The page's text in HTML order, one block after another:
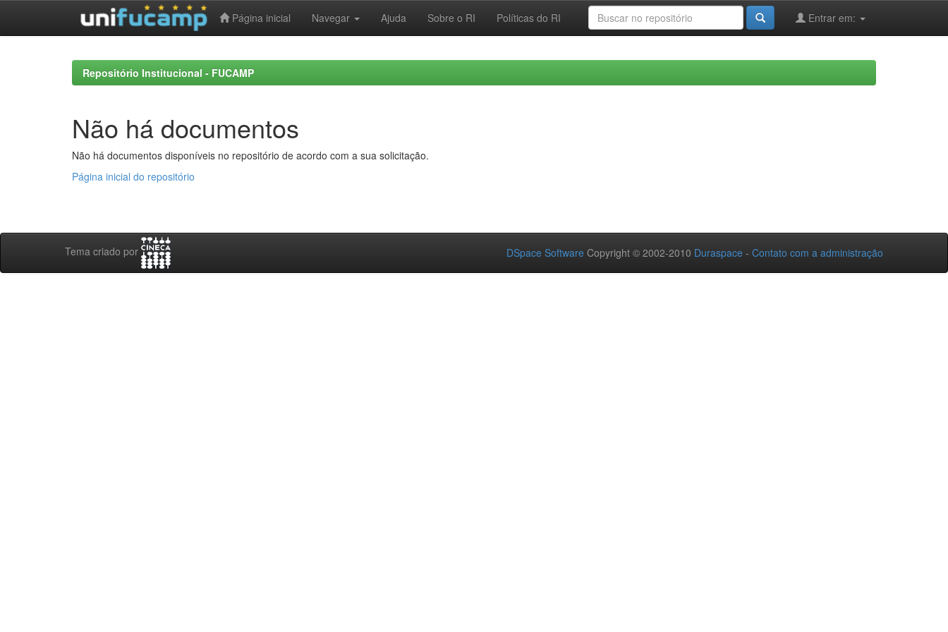
Página inicial Navegar Ajuda Sobre o RI Políticas do RI Entrar em:
Repositório Institucional - FUCAMP
Não há documentos
Não há documentos disponíveis no repositório de acordo com a sua solicitação.
Página inicial do repositório
Tema criado por DSpace Software Copyright © 2002-2010 Duraspace - Contato com a administração